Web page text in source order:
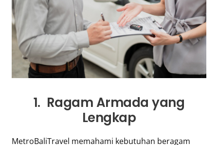
1. Ragam Armada yang
Lengkap
MetroBaliTravel memahami kebutuhan beragam
repjogja.republika.co.id
Republika
IQRA
Retizen